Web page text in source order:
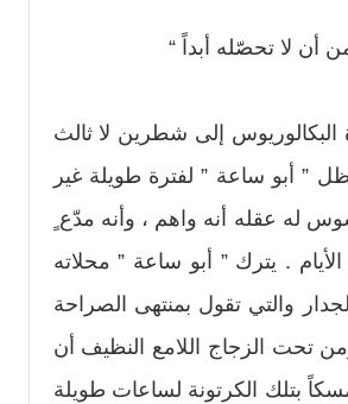
أن لا تحصّله أبداً “
إلى شطرين لا ثالث
” أبو ساعة ” لفترة طويلة غير
له عقله أنه واهم ، وأنه مدّع
. يترك ” أبو ساعة ” محلاته
والتي تقول بمنتهى الصراحة
تحت الزجاج اللامع النظيف أن
بتلك الكرتونة لساعات طويلة